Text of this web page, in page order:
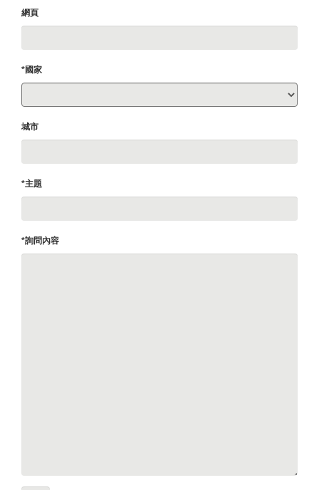
網頁
*國家
城市
*主題
*詢問內容